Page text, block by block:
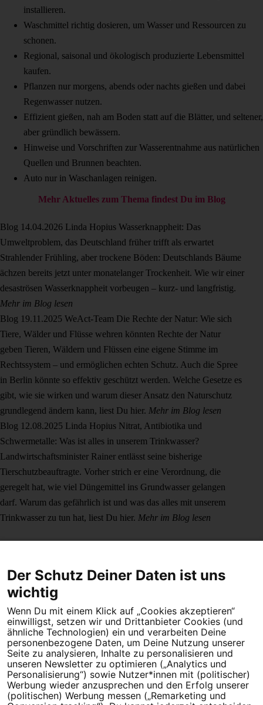
installieren.
Waschmittel richtig dosieren, um Wasser und Ressourcen zu
schonen.
Regional, saisonal und ökologisch produzierte Lebensmittel
kaufen.
Pflanzen nur morgens, abends oder nachts gießen und dabei
Regenwasser nutzen.
Effizient gießen, nah am Boden statt auf die Blätter, und seltener,
aber gründlich bewässern.
Hinweise und Vorschriften zur Wasserentnahme aus natürlichen
Quellen und Brunnen beachten.
Auto nur in Waschanlagen reinigen.
Mehr Aktuelles zum Thema findest Du im Blog
Blog 14.04.2026 Linda Hopius Wasserknappheit: Das
Umweltproblem, das Deutschland früher trifft als erwartet
Strahlender Frühling, aber trockene Böden: Deutschlands Bäume
ächzen bereits jetzt unter monatelanger Trockenheit. Wie wir einer
desaströsen Wasserknappheit vorbeugen – kurz- und langfristig.
Mehr im Blog lesen
Blog 19.11.2025 WeAct-Team Die Rechte der Natur: Wie sich
Tiere, Wälder und Flüsse wehren könnten Rechte der Natur
geben Tieren, Wäldern und Flüssen eine eigene Stimme im
Rechtssystem – und ermöglichen echten Schutz. Auch die Spree
in Berlin könnte so effektiv geschützt werden. Welche Gesetze es
gibt, wie sie wirken und warum dieser Ansatz den Naturschutz
grundlegend ändern kann, liest Du hier. Mehr im Blog lesen
Blog 12.08.2025 Linda Hopius Nitrat, Antibiotika und
Schwermetalle: Was ist alles in unserem Trinkwasser?
Landwirtschaftsminister Rainer entlässt seine bisherige
Tierschutzbeauftragte. Vorher strich er eine Verordnung, die
geregelt hat, wie viel Düngemittel ins Grundwasser gelangen
darf. Warum das gefährlich ist und was das alles mit unserem
Trinkwasser zu tun hat, liest Du hier. Mehr im Blog lesen
Dein Engagement macht den Unterschied. Schließe Dich 4,5
Millionen Menschen an.
Newsletter bestellen
Der Schutz Deiner Daten ist uns
wichtig
Wenn Du mit einem Klick auf „Cookies akzeptieren“
einwilligst, setzen wir und Drittanbieter Cookies (und
ähnliche Technologien) ein und verarbeiten Deine
personenbezogene Daten, um Deine Nutzung unserer
Seite zu analysieren, Inhalte zu personalisieren und
unseren Newsletter zu optimieren („Analytics und
Personalisierung“) sowie Nutzer*innen mit (politischer)
Werbung wieder anzusprechen und den Erfolg unserer
(politischen) Werbung messen („Remarketing und